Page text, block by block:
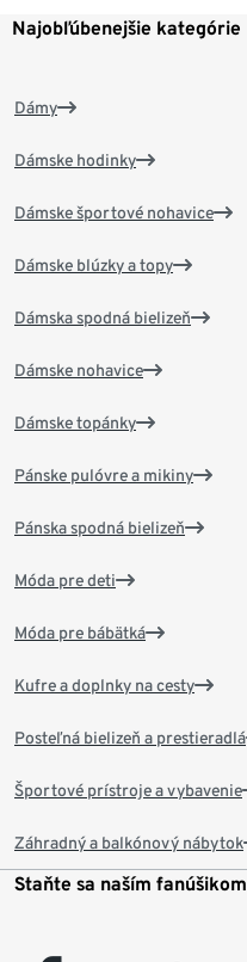
Najobľúbenejšie kategórie
Dámy
Dámske hodinky
Dámske športové nohavice
Dámske blúzky a topy
Dámska spodná bielizeň
Dámske nohavice
Dámske topánky
Pánske pulóvre a mikiny
Pánska spodná bielizeň
Móda pre deti
Móda pre bábätká
Kufre a doplnky na cesty
Posteľná bielizeň a prestieradlá
Športové prístroje a vybavenie
Záhradný a balkónový nábytok
Staňte sa naším fanúšikom